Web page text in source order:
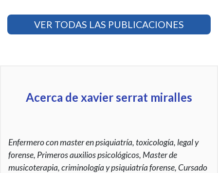
VER TODAS LAS PUBLICACIONES
Acerca de xavier serrat miralles
Enfermero con master en psiquiatría, toxicología, legal y
forense, Primeros auxilios psicológicos, Master de
musicoterapia, criminología y psiquiatría forense, Cursado